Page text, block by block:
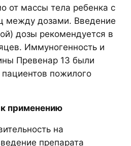
от массы тела ребенка с
между дозами. Введение
дозы рекомендуется в
Иммуногенность и
Превенар 13 были
пожилого
применению
на
препарата